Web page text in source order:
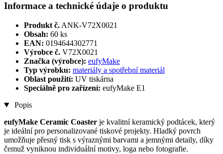
Informace a technické údaje o produktu
Produkt č. ANK-V72X0021
Obsah: 60 ks
EAN: 0194644302771
Výrobce č. V72X0021
Značka (výrobce): eufyMake
Typ výrobku: materiály a spotřební materiál
Oblast použití: UV tiskárna
Speciálně pro zařízení: eufyMake E1
Popis
eufyMake Ceramic Coaster je kvalitní keramický podtácek, který
je ideální pro personalizované tiskové projekty. Hladký povrch
umožňuje přesný tisk s výraznými barvami a jemnými detaily, díky
čemuž vyniknou individuální motivy, loga nebo fotografie.